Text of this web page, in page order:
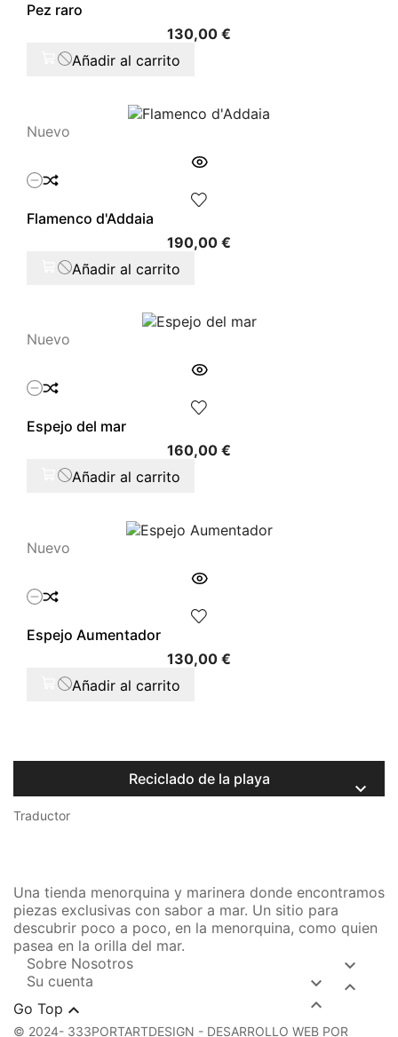
Pez raro
130,00 €
Añadir al carrito
Nuevo
Flamenco d'Addaia
190,00 €
Añadir al carrito
Nuevo
Espejo del mar
160,00 €
Añadir al carrito
Nuevo
Espejo Aumentador
130,00 €
Añadir al carrito
Reciclado de la playa 
Traductor
Una tienda menorquina y marinera donde encontramos
piezas exclusivas con sabor a mar. Un sitio para
descubrir poco a poco, en la menorquina, como quien
pasea en la orilla del mar.
Sobre Nosotros


Su cuenta


Go Top 
© 2024- 333PORTARTDESIGN - DESARROLLO WEB POR